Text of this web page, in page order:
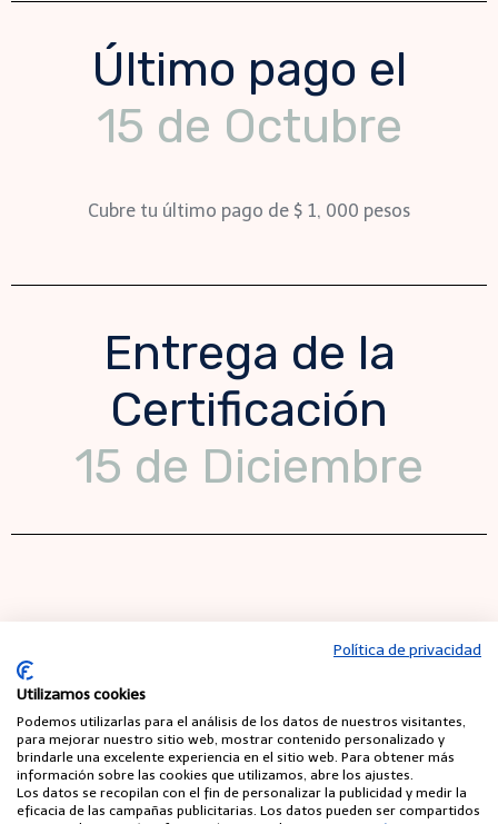
Política de privacidad
Utilizamos cookies
Podemos utilizarlas para el análisis de los datos de nuestros visitantes,
para mejorar nuestro sitio web, mostrar contenido personalizado y
brindarle una excelente experiencia en el sitio web. Para obtener más
información sobre las cookies que utilizamos, abre los ajustes.
Los datos se recopilan con el fin de personalizar la publicidad y medir la
eficacia de las campañas publicitarias. Los datos pueden ser compartidos
Último pago el
15 de Octubre
Cubre tu último pago de $ 1, 000 pesos
Entrega de la
Certificación
15 de Diciembre